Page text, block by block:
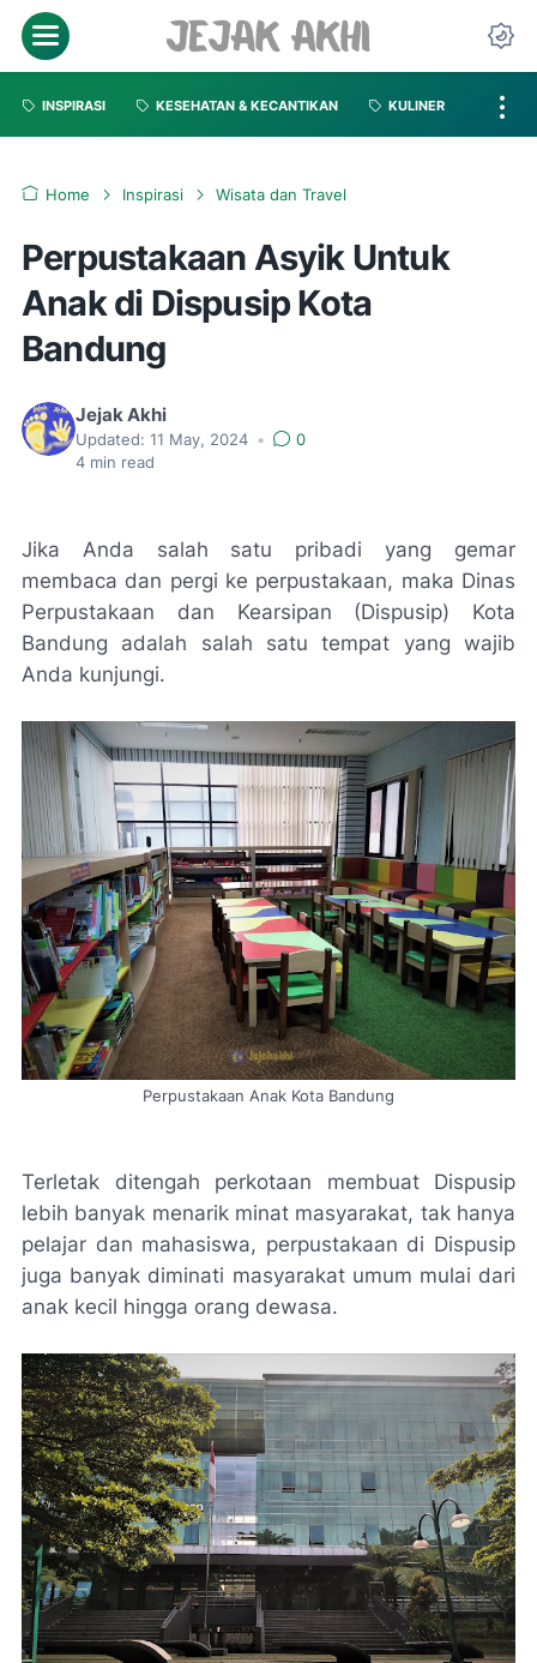
INSPIRASI KESEHATAN & KECANTIKAN KULINER
Home Inspirasi Wisata dan Travel
Perpustakaan Asyik Untuk
Anak di Dispusip Kota
Bandung
Jejak Akhi
Updated: 11 May, 2024 •
0
4 min read
Jika Anda salah satu pribadi yang gemar
membaca dan pergi ke perpustakaan, maka Dinas
Perpustakaan dan Kearsipan (Dispusip) Kota
Bandung adalah salah satu tempat yang wajib
Anda kunjungi.
Perpustakaan Anak Kota Bandung
Terletak ditengah perkotaan membuat Dispusip
lebih banyak menarik minat masyarakat, tak hanya
pelajar dan mahasiswa, perpustakaan di Dispusip
juga banyak diminati masyarakat umum mulai dari
anak kecil hingga orang dewasa.